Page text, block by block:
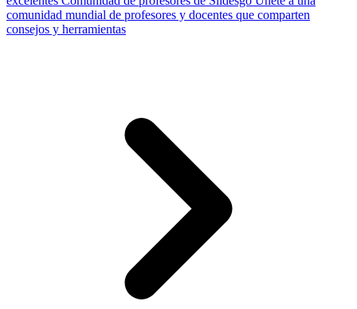
comunidad mundial de profesores y docentes que comparten
consejos y herramientas